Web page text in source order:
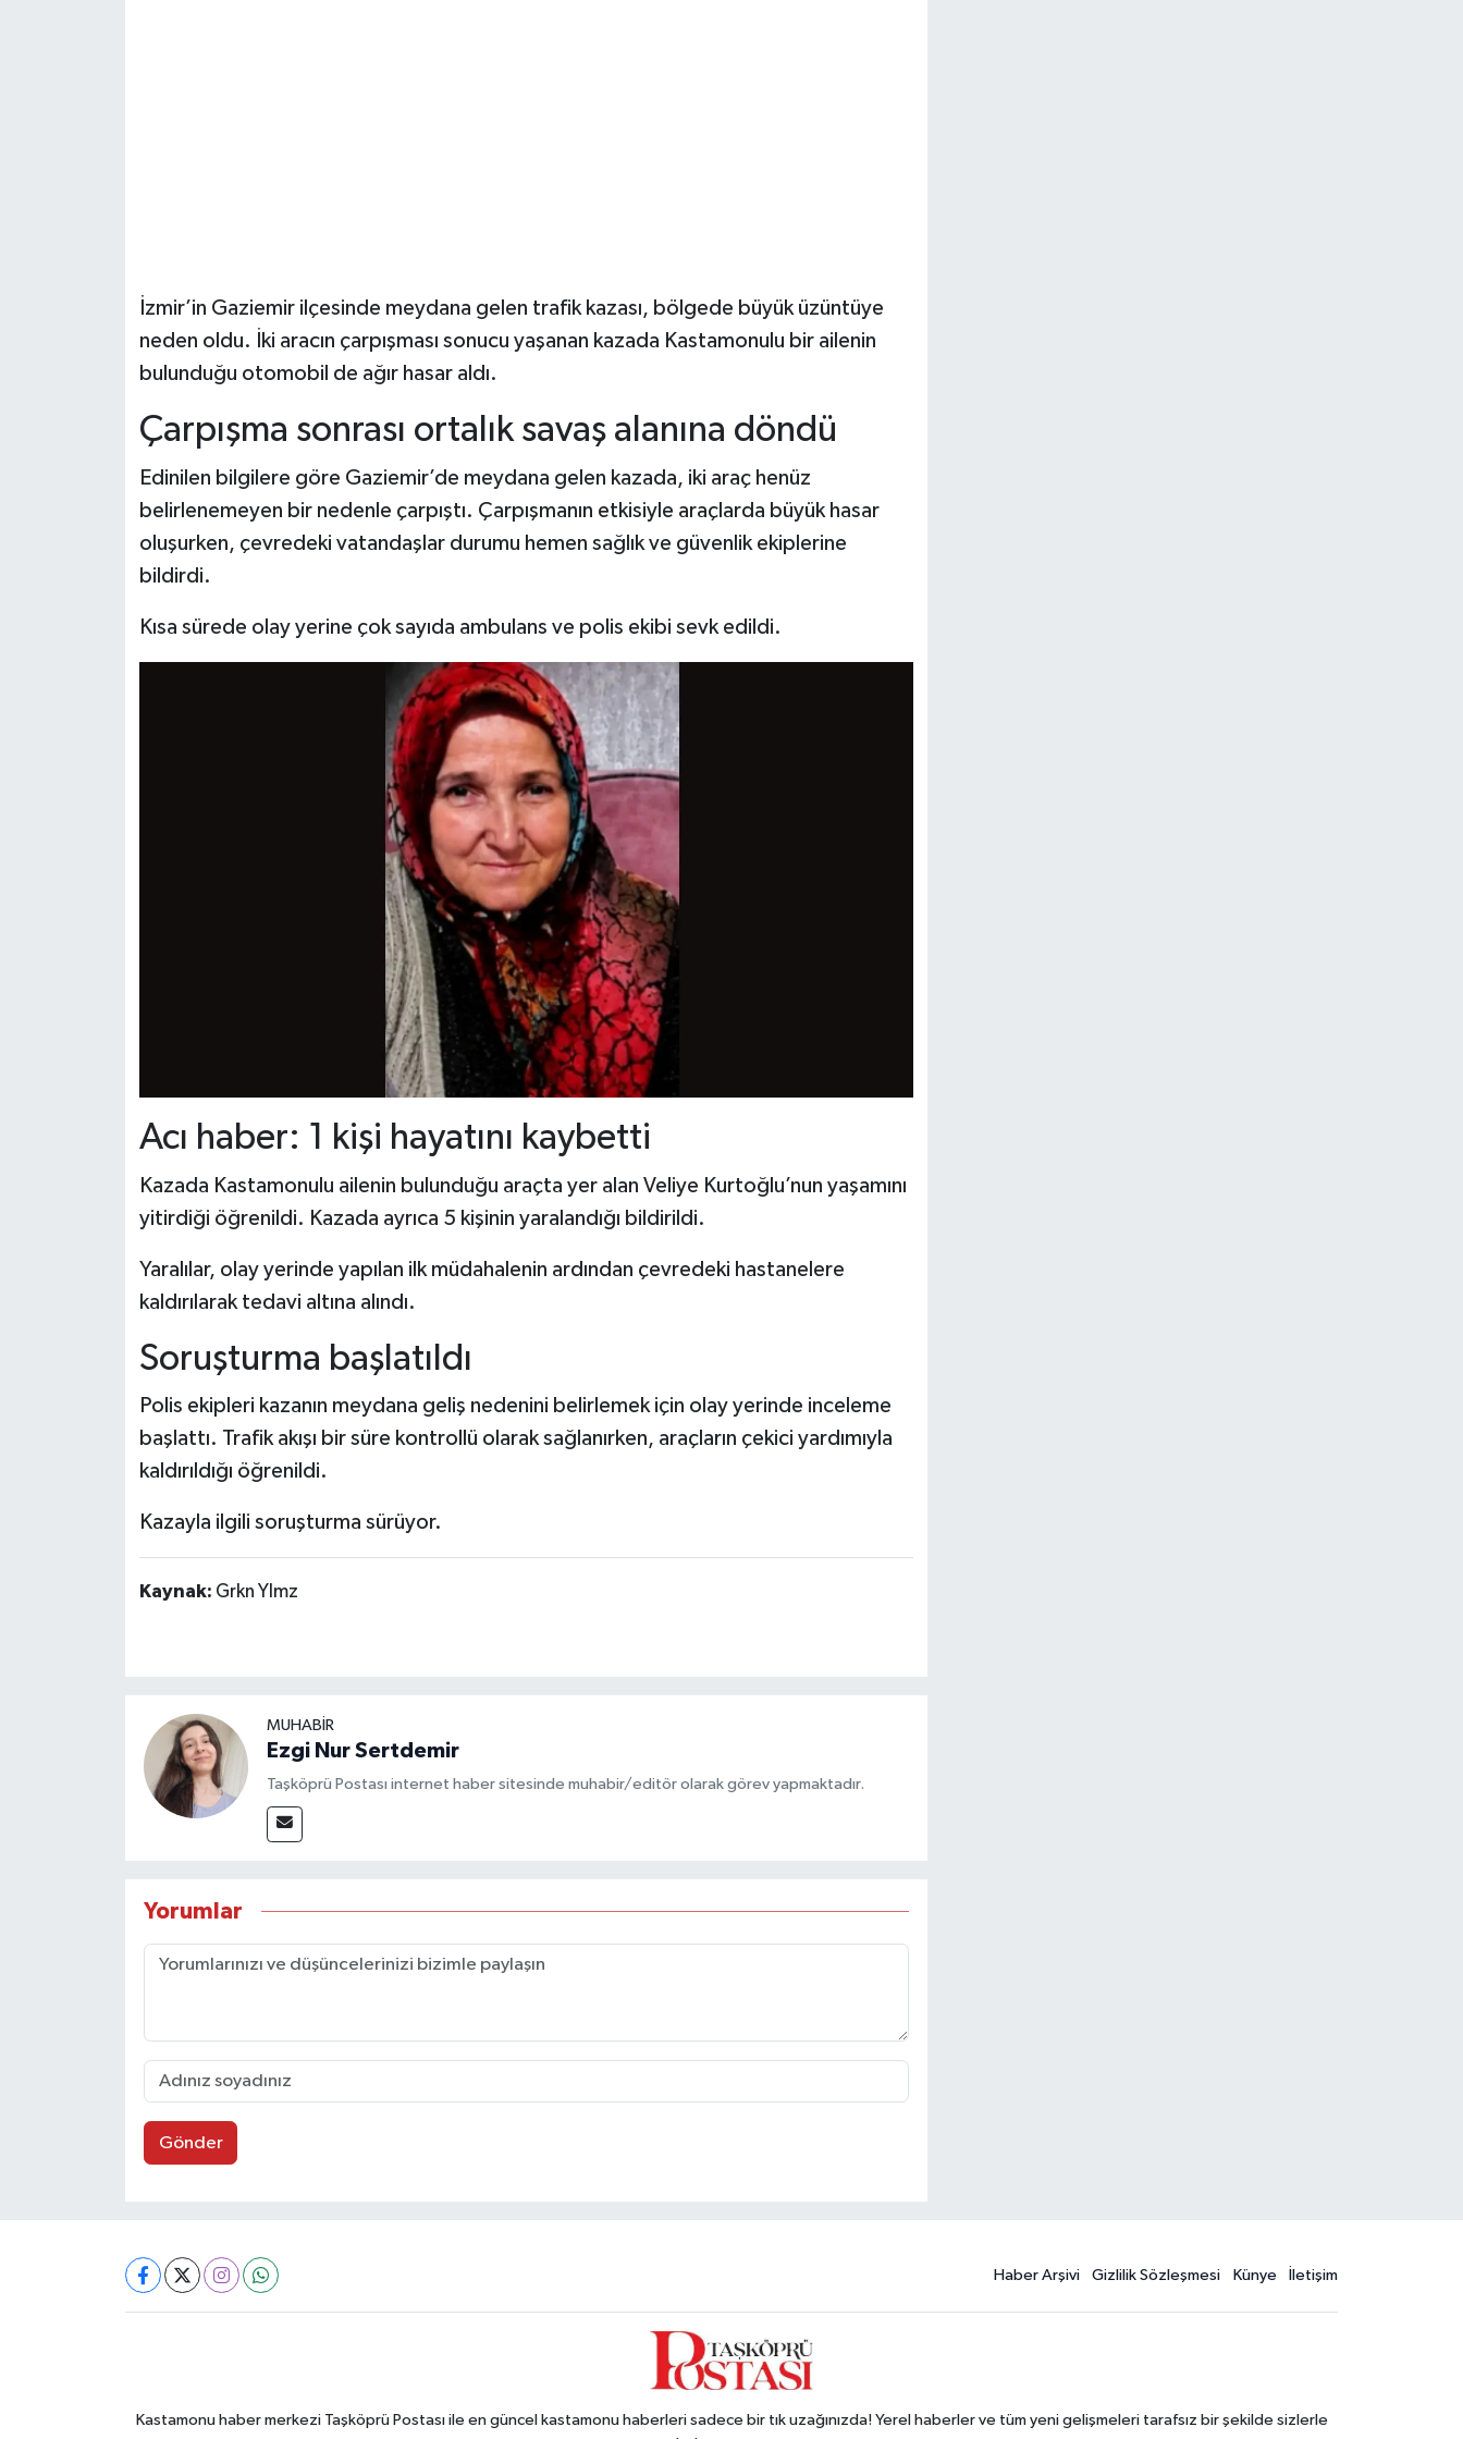
İzmir’in Gaziemir ilçesinde meydana gelen trafik kazası, bölgede büyük üzüntüye
neden oldu. İki aracın çarpışması sonucu yaşanan kazada Kastamonulu bir ailenin
bulunduğu otomobil de ağır hasar aldı.
Çarpışma sonrası ortalık savaş alanına döndü
Edinilen bilgilere göre Gaziemir’de meydana gelen kazada, iki araç henüz
belirlenemeyen bir nedenle çarpıştı. Çarpışmanın etkisiyle araçlarda büyük hasar
oluşurken, çevredeki vatandaşlar durumu hemen sağlık ve güvenlik ekiplerine
bildirdi.
Kısa sürede olay yerine çok sayıda ambulans ve polis ekibi sevk edildi.
Acı haber: 1 kişi hayatını kaybetti
Kazada Kastamonulu ailenin bulunduğu araçta yer alan Veliye Kurtoğlu’nun yaşamını
yitirdiği öğrenildi. Kazada ayrıca 5 kişinin yaralandığı bildirildi.
Yaralılar, olay yerinde yapılan ilk müdahalenin ardından çevredeki hastanelere
kaldırılarak tedavi altına alındı.
Soruşturma başlatıldı
Polis ekipleri kazanın meydana geliş nedenini belirlemek için olay yerinde inceleme
başlattı. Trafik akışı bir süre kontrollü olarak sağlanırken, araçların çekici yardımıyla
kaldırıldığı öğrenildi.
Kazayla ilgili soruşturma sürüyor.
Kaynak: Grkn Ylmz
MUHABİR
Ezgi Nur Sertdemir
Taşköprü Postası internet haber sitesinde muhabir/editör olarak görev yapmaktadır.
Yorumlar
Gönder
Haber Arşivi Gizlilik Sözleşmesi Künye İletişim
Kastamonu haber merkezi Taşköprü Postası ile en güncel kastamonu haberleri sadece bir tık uzağınızda! Yerel haberler ve tüm yeni gelişmeleri tarafsız bir şekilde sizlerle
Ulusal Haberler
Teknoloji Haberleri
Siyaset Haberleri
Yerel Haberler